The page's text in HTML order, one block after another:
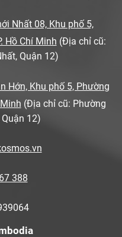
Nhất 08, Khu phố 5,
Hồ Chí Minh (Địa chỉ cũ:
Quận 12)
Hớn, Khu phố 5, Phường
(Địa chỉ cũ: Phường
12)
388